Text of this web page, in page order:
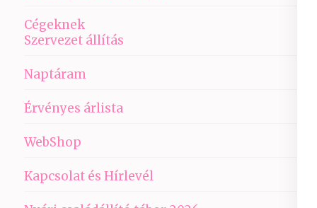
Cégeknek
Szervezet állítás
Naptáram
Érvényes árlista
WebShop
Kapcsolat és Hírlevél